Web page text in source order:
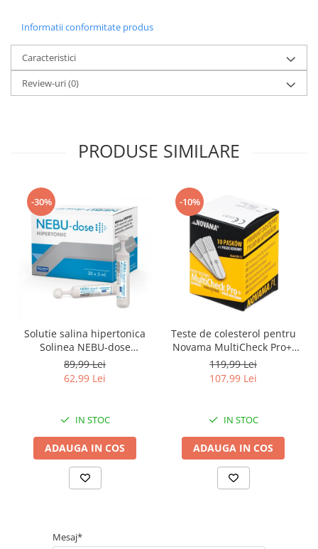
Informatii conformitate produs
Caracteristici
Review-uri(0)
PRODUSE SIMILARE
-30%
Solutie salina hipertonica
Solinea NEBU-dose
concentratie 3%, 30
monodoze x 5 ml
89,99 Lei
62,99 Lei
IN STOC
ADAUGA IN COS
-10%
Teste de colesterol pentru
Novama MultiCheck Pro+,
BK-C2, 10 teste/ cutie
119,99 Lei
107,99 Lei
IN STOC
ADAUGA IN COS
Mesaj*